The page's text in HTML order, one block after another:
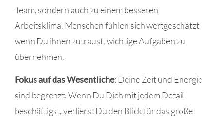
Team, sondern auch zu einem besseren
Arbeitsklima. Menschen fühlen sich wertgeschätzt,
wenn Du ihnen zutraust, wichtige Aufgaben zu
übernehmen.
Fokus auf das Wesentliche: Deine Zeit und Energie
sind begrenzt. Wenn Du Dich mit jedem Detail
beschäftigst, verlierst Du den Blick für das große